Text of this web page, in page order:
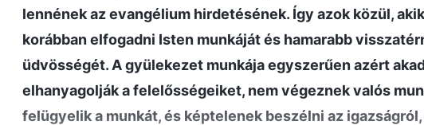
lennének az evangélium hirdetésének. Így azok közül,
korábban elfogadni Isten munkáját és hamarabb
üdvösségét. A gyülekezet munkája egyszerűen azért
elhanyagolják a felelősségeiket, nem végeznek valós
felügyelik a munkát, és képtelenek beszélni az